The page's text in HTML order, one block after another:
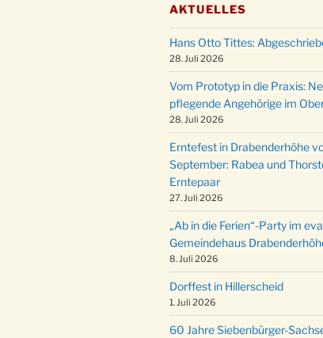
AKTUELLES
Hans Otto Tittes:
28. Juli 2026
Vom Prototyp in die Praxis:
pflegende Angehörige im
28. Juli 2026
Erntefest in Drabenderhöhe
September: Rabea und
Erntepaar
27. Juli 2026
„Ab in die Ferien“-Party im
Gemeindehaus
8. Juli 2026
Dorffest in Hillerscheid
1. Juli 2026
60 Jahre Siebenbürger-